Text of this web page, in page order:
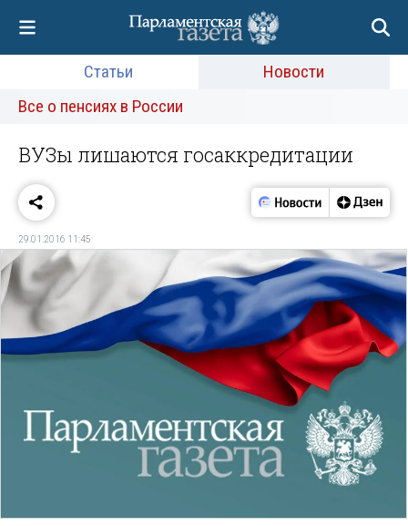
Статьи
Новости
Все о пенсиях в России
ВУЗы лишаются госаккредитации
29.01.2016 11:45